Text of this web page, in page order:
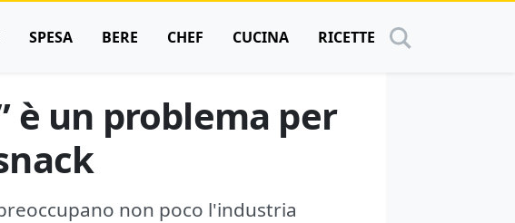
SPESA BERE CHEF CUCINA RICETTE
è un problema per
non poco l'industria